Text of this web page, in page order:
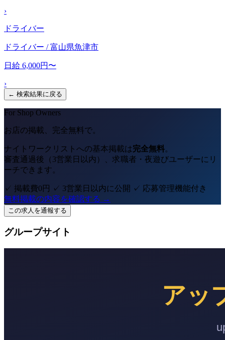
›
ドライバー
ドライバー / 富山県魚津市
日給 6,000円〜
›
← 検索結果に戻る
For Shop Owners
お店の掲載、完全無料で。
ナイトワークリストへの基本掲載は完全無料。
審査通過後（3営業日以内）、求職者・夜遊びユーザーにリ
ーチできます。
✓ 掲載費0円 ✓ 3営業日以内に公開 ✓ 応募管理機能付き
無料掲載の内容を確認する →
この求人を通報する
グループサイト